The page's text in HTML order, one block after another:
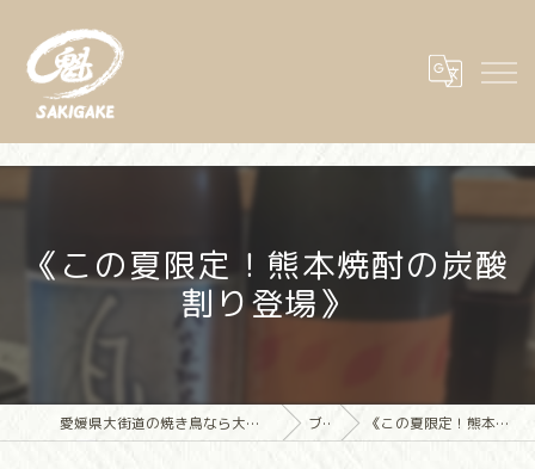
《この夏限定！熊本焼酎の炭酸
割り登場》
愛媛県大街道の焼き鳥なら大街道立ち飲み焼き鳥 魁(さきがけ) ブログ 《この夏限定！熊本焼酎の炭酸割り登場》